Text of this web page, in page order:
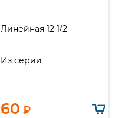
Линейная 12 1/2
Из серии
60 ₽